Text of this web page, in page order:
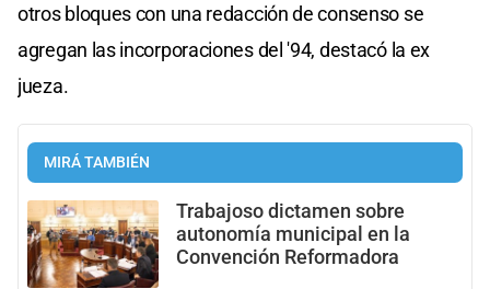
otros bloques con una redacción de consenso se
agregan las incorporaciones del '94, destacó la ex
jueza.
MIRÁ TAMBIÉN
Trabajoso dictamen sobre
autonomía municipal en la
Convención Reformadora